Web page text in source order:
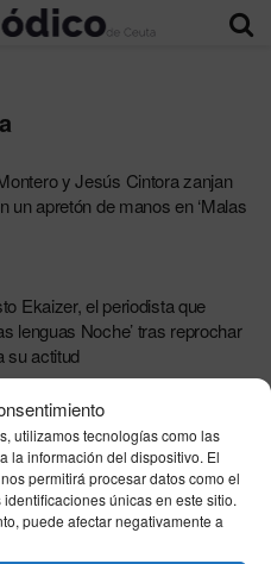
utilizamos tecnologías como las
la información del dispositivo. El
permitirá procesar datos como el
únicas en este sitio.
puede afectar negativamente a
y Jesús Cintora zanjan
un apretón de manos en ‘Malas
Ekaizer, el periodista que
lenguas Noche’ tras reprochar
su actitud